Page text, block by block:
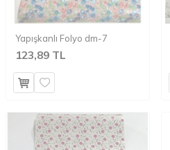
Yapışkanlı Folyo dm-7
123,89 TL